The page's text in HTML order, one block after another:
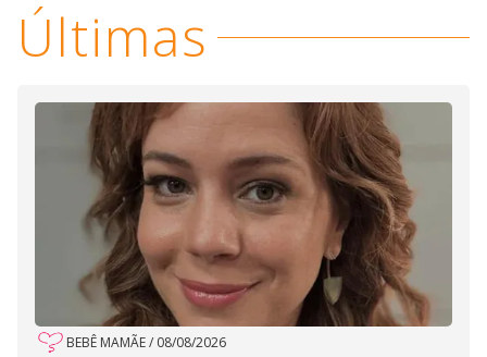
Últimas
BEBÊ MAMÃE/ 08/08/2026